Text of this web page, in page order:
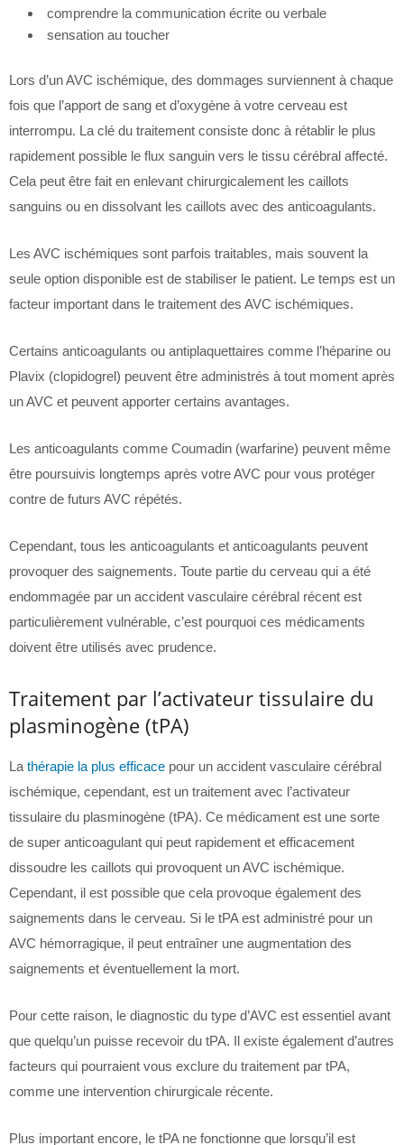
comprendre la communication écrite ou verbale
sensation au toucher
Lors d’un AVC ischémique, des dommages surviennent à chaque
fois que l’apport de sang et d’oxygène à votre cerveau est
interrompu. La clé du traitement consiste donc à rétablir le plus
rapidement possible le flux sanguin vers le tissu cérébral affecté.
Cela peut être fait en enlevant chirurgicalement les caillots
sanguins ou en dissolvant les caillots avec des anticoagulants.
Les AVC ischémiques sont parfois traitables, mais souvent la
seule option disponible est de stabiliser le patient. Le temps est un
facteur important dans le traitement des AVC ischémiques.
Certains anticoagulants ou antiplaquettaires comme l’héparine ou
Plavix (clopidogrel) peuvent être administrés à tout moment après
un AVC et peuvent apporter certains avantages.
Les anticoagulants comme Coumadin (warfarine) peuvent même
être poursuivis longtemps après votre AVC pour vous protéger
contre de futurs AVC répétés.
Cependant, tous les anticoagulants et anticoagulants peuvent
provoquer des saignements. Toute partie du cerveau qui a été
endommagée par un accident vasculaire cérébral récent est
particulièrement vulnérable, c’est pourquoi ces médicaments
doivent être utilisés avec prudence.
Traitement par l’activateur tissulaire du
plasminogène (tPA)
La thérapie la plus efficace pour un accident vasculaire cérébral
ischémique, cependant, est un traitement avec l’activateur
tissulaire du plasminogène (tPA). Ce médicament est une sorte
de super anticoagulant qui peut rapidement et efficacement
dissoudre les caillots qui provoquent un AVC ischémique.
Cependant, il est possible que cela provoque également des
saignements dans le cerveau. Si le tPA est administré pour un
AVC hémorragique, il peut entraîner une augmentation des
saignements et éventuellement la mort.
Pour cette raison, le diagnostic du type d’AVC est essentiel avant
que quelqu’un puisse recevoir du tPA. Il existe également d’autres
facteurs qui pourraient vous exclure du traitement par tPA,
comme une intervention chirurgicale récente.
Plus important encore, le tPA ne fonctionne que lorsqu’il est